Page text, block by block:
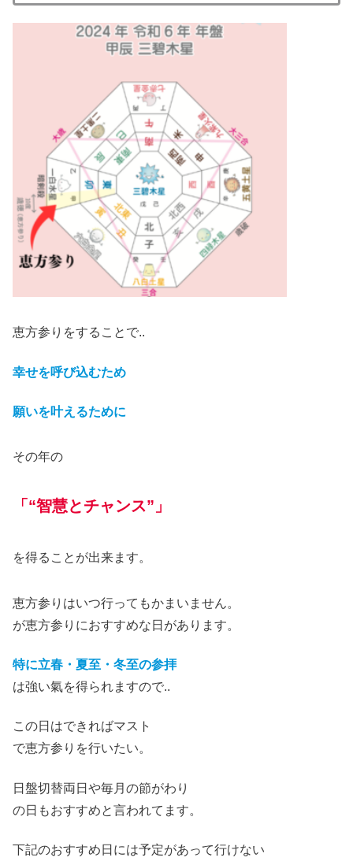
恵方参りをすることで..
幸せを呼び込むため
願いを叶えるために
その年の
「“智慧とチャンス” 」
を得ることが出来ます。
恵方参りはいつ行ってもかまいません。
が恵方参りにおすすめな日があります。
特に立春・夏至・冬至の参拝
は強い氣を得られますので..
この日はできればマスト
で恵方参りを行いたい。
日盤切替両日や毎月の節がわり
の日 もおすすめと言われてます。
下記のおすすめ日には予定があって行けない